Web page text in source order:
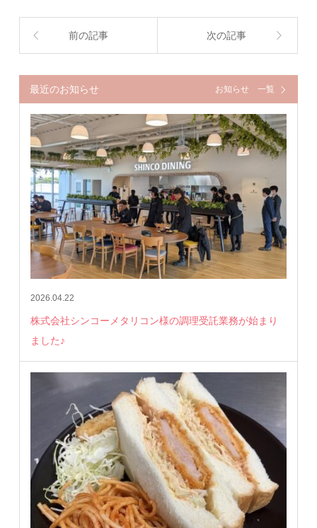
前の記事 次の記事
最近のお知らせ お知らせ 一覧
2026.04.22
株式会社シンコーメタリコン様の調理受託業務が始まり
ました♪